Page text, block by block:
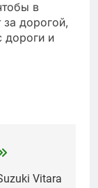
в
за дорогой,
дороги и
Vitara